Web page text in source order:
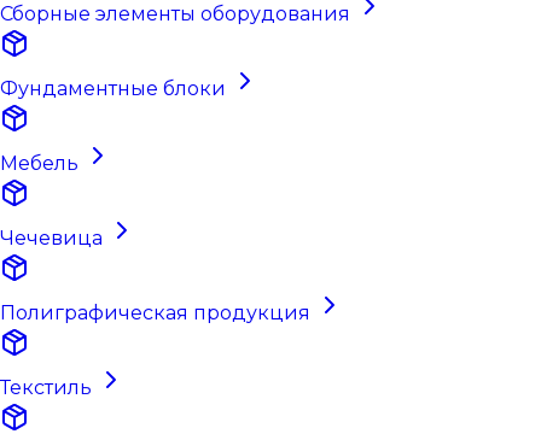
Сборные элементы оборудования
Фундаментные блоки
Мебель
Чечевица
Полиграфическая продукция
Текстиль